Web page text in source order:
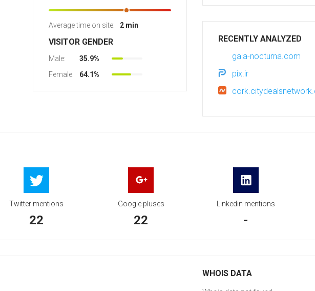
Average time on site: 2 min
VISITOR GENDER
Male:
35.9%
Female:
64.1%
RECENTLY ANALYZED
gala-nocturna.com
pix.ir
Twitter mentions
22
Google pluses
22
Linkedin mentions
-
WHOIS DATA